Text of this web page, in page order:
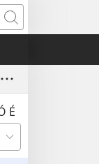
Nǔbiba
É